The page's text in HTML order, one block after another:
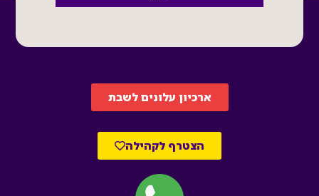
ארכיון עלונים לשבת
הצטרף לקהילה